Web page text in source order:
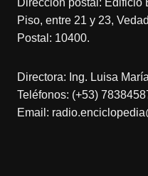
Dirección postal: Edificio
Piso, entre 21 y 23,
Postal: 10400.
Directora: Ing. Luisa
Teléfonos: (+53)
Email: